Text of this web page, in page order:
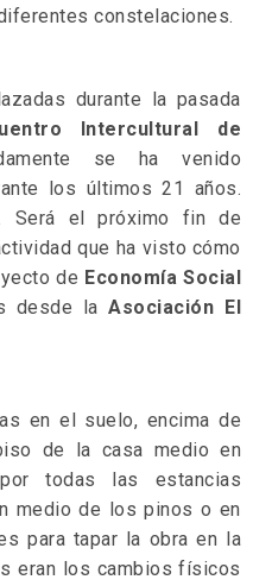
constelaciones.
durante la pasada
Intercultural de
se ha venido
los últimos 21 años.
Será el próximo fin de
que ha visto cómo
de Economía Social
desde laAsociación El
en el suelo, encima de
de la casa medio en
todas las estancias
medio de los pinos o en
para tapar la obra en la
eran los cambios físicos